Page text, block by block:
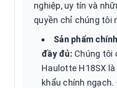
nghiệp, uy tín và
quyền chỉ chúng tôi
Sản phẩm
đầy đủ: Chúng tôi
Haulotte H18SX
khẩu chính